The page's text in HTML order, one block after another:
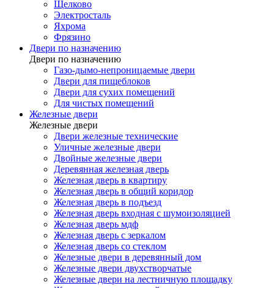
Щелково
Электросталь
Яхрома
Фрязино
Двери по назначению
Двери по назначению
Газо-дымо-непроницаемые двери
Двери для пищеблоков
Двери для сухих помещений
Для чистых помещений
Железные двери
Железные двери
Двери железные технические
Уличные железные двери
Двойные железные двери
Деревянная железная дверь
Железная дверь в квартиру
Железная дверь в общий коридор
Железная дверь в подъезд
Железная дверь входная с шумоизоляцией
Железная дверь мдф
Железная дверь с зеркалом
Железная дверь со стеклом
Железные двери в деревянный дом
Железные двери двухстворчатые
Железные двери на лестничную площадку